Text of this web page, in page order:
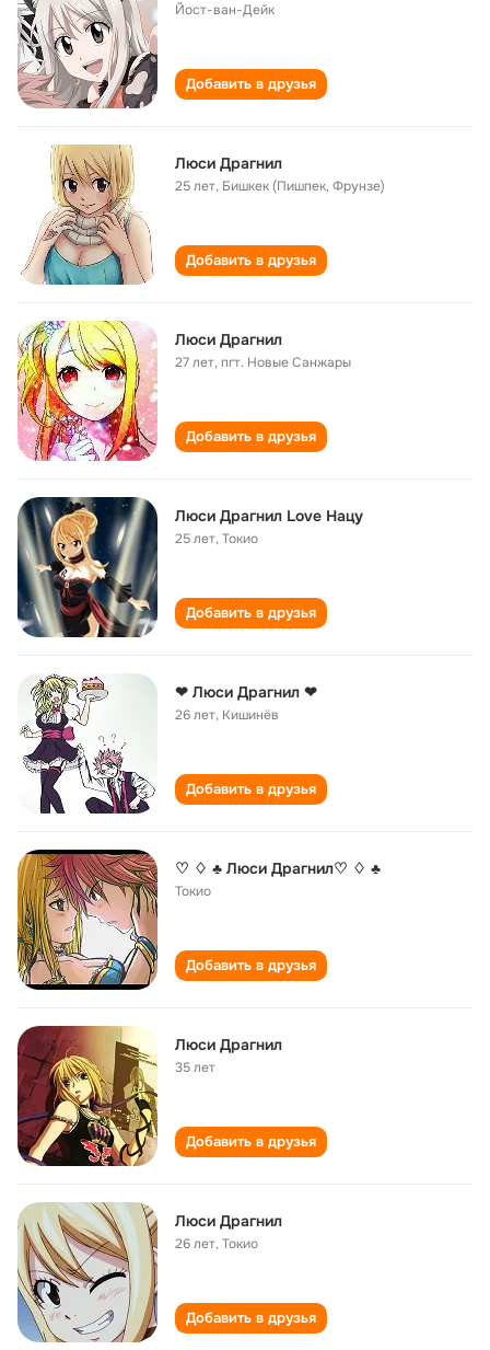
Йост-ван-Дейк
Добавить в друзья
Люси Драгнил
25 лет, Бишкек (Пишпек, Фрунзе)
Добавить в друзья
Люси Драгнил
27 лет,пгт. Новые Санжары
Добавить в друзья
Люси Драгнил Love Нацу
25 лет,Токио
Добавить в друзья
❤ Люси Драгнил ❤
26 лет, Кишинёв
Добавить в друзья
♡ ♢ ♣ Люси Драгнил♡ ♢ ♣
Токио
Добавить в друзья
Люси Драгнил
35 лет
Добавить в друзья
Люси Драгнил
26 лет,Токио
Добавить в друзья